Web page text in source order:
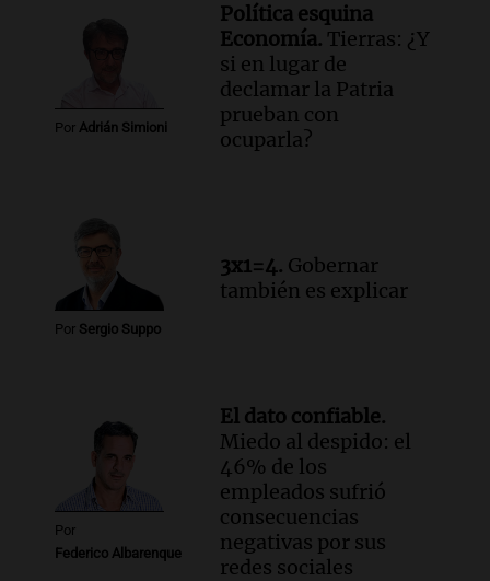
Audio. Detuvieron al hijo de Fran
Riquelme tras un operativo con 10
allanamientos en Rosario
Noticias Rosario
Episodios
Por Adrián Simioni
Política esquina
Economía. Tierras: ¿Y
si en lugar de
declamar la Patria
prueban con
ocuparla?
Por Sergio Suppo
3x1=4. Gobernar
también es explicar
Por
Federico Albarenque
El dato confiable.
Miedo al despido: el
46% de los
empleados sufrió
consecuencias
negativas por sus
redes sociales